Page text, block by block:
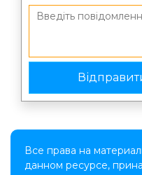
Все права на
данном ресурсе,